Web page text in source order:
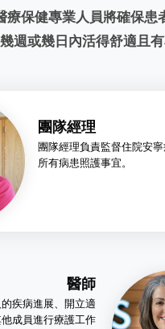
療保健專業人員將確保患
週或幾日內活得舒適且有
團隊經理
團隊經理負責監督住院安
所有病患照護事宜。
醫師
疾病進展、開立適
成員進行療護工作